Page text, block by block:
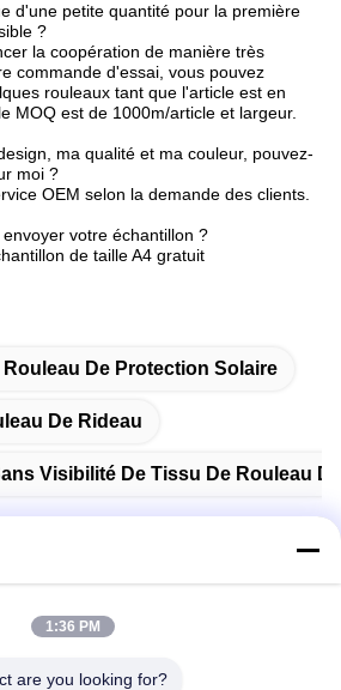
d'une petite quantité pour la première
?
la coopération de manière très
commande d'essai, vous pouvez
rouleaux tant que l'article est en
MOQ est de 1000m/article et largeur.
ma qualité et ma couleur, pouvez-
moi ?
OEM selon la demande des clients.
votre échantillon ?
de taille A4 gratuit
De Protection Solaire
De Rideau
Visibilité De Tissu De Rouleau
1:36 PM
are you looking for?